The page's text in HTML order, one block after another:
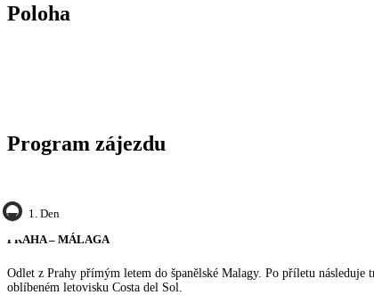
Poloha
Program zájezdu
1. Den
PRAHA – MÁLAGA
Odlet z Prahy přímým letem do španělské Malagy. Po příletu následuje
oblíbeném letovisku Costa del Sol.